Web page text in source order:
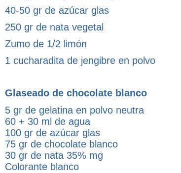
40-50 gr de azúcar glas
250 gr de nata vegetal
Zumo de 1/2 limón
1 cucharadita de jengibre en polvo
Glaseado de chocolate blanco
5 gr de gelatina en polvo neutra
60 + 30 ml de agua
100 gr de azúcar glas
75 gr de chocolate blanco
30 gr de nata 35% mg
Colorante blanco